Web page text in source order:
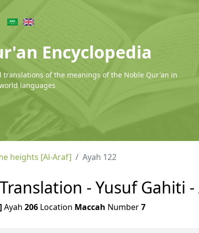
Encyclopedia
of the meanings of the Noble Qur'an in
languages
heights [Al-Araf] Ayah 122
- Yusuf Gahiti -
Ayah 206 Location Maccah Number7